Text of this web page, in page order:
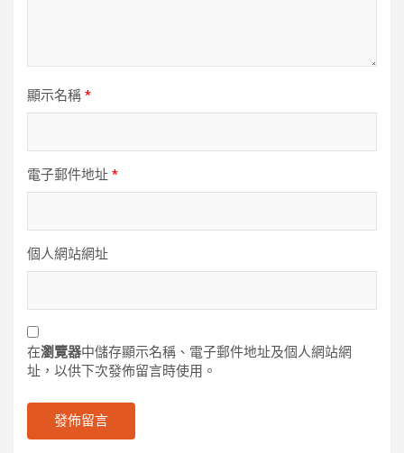
顯示名稱 *
電子郵件地址 *
個人網站網址
在瀏覽器中儲存顯示名稱、電子郵件地址及個人網站網
址，以供下次發佈留言時使用。